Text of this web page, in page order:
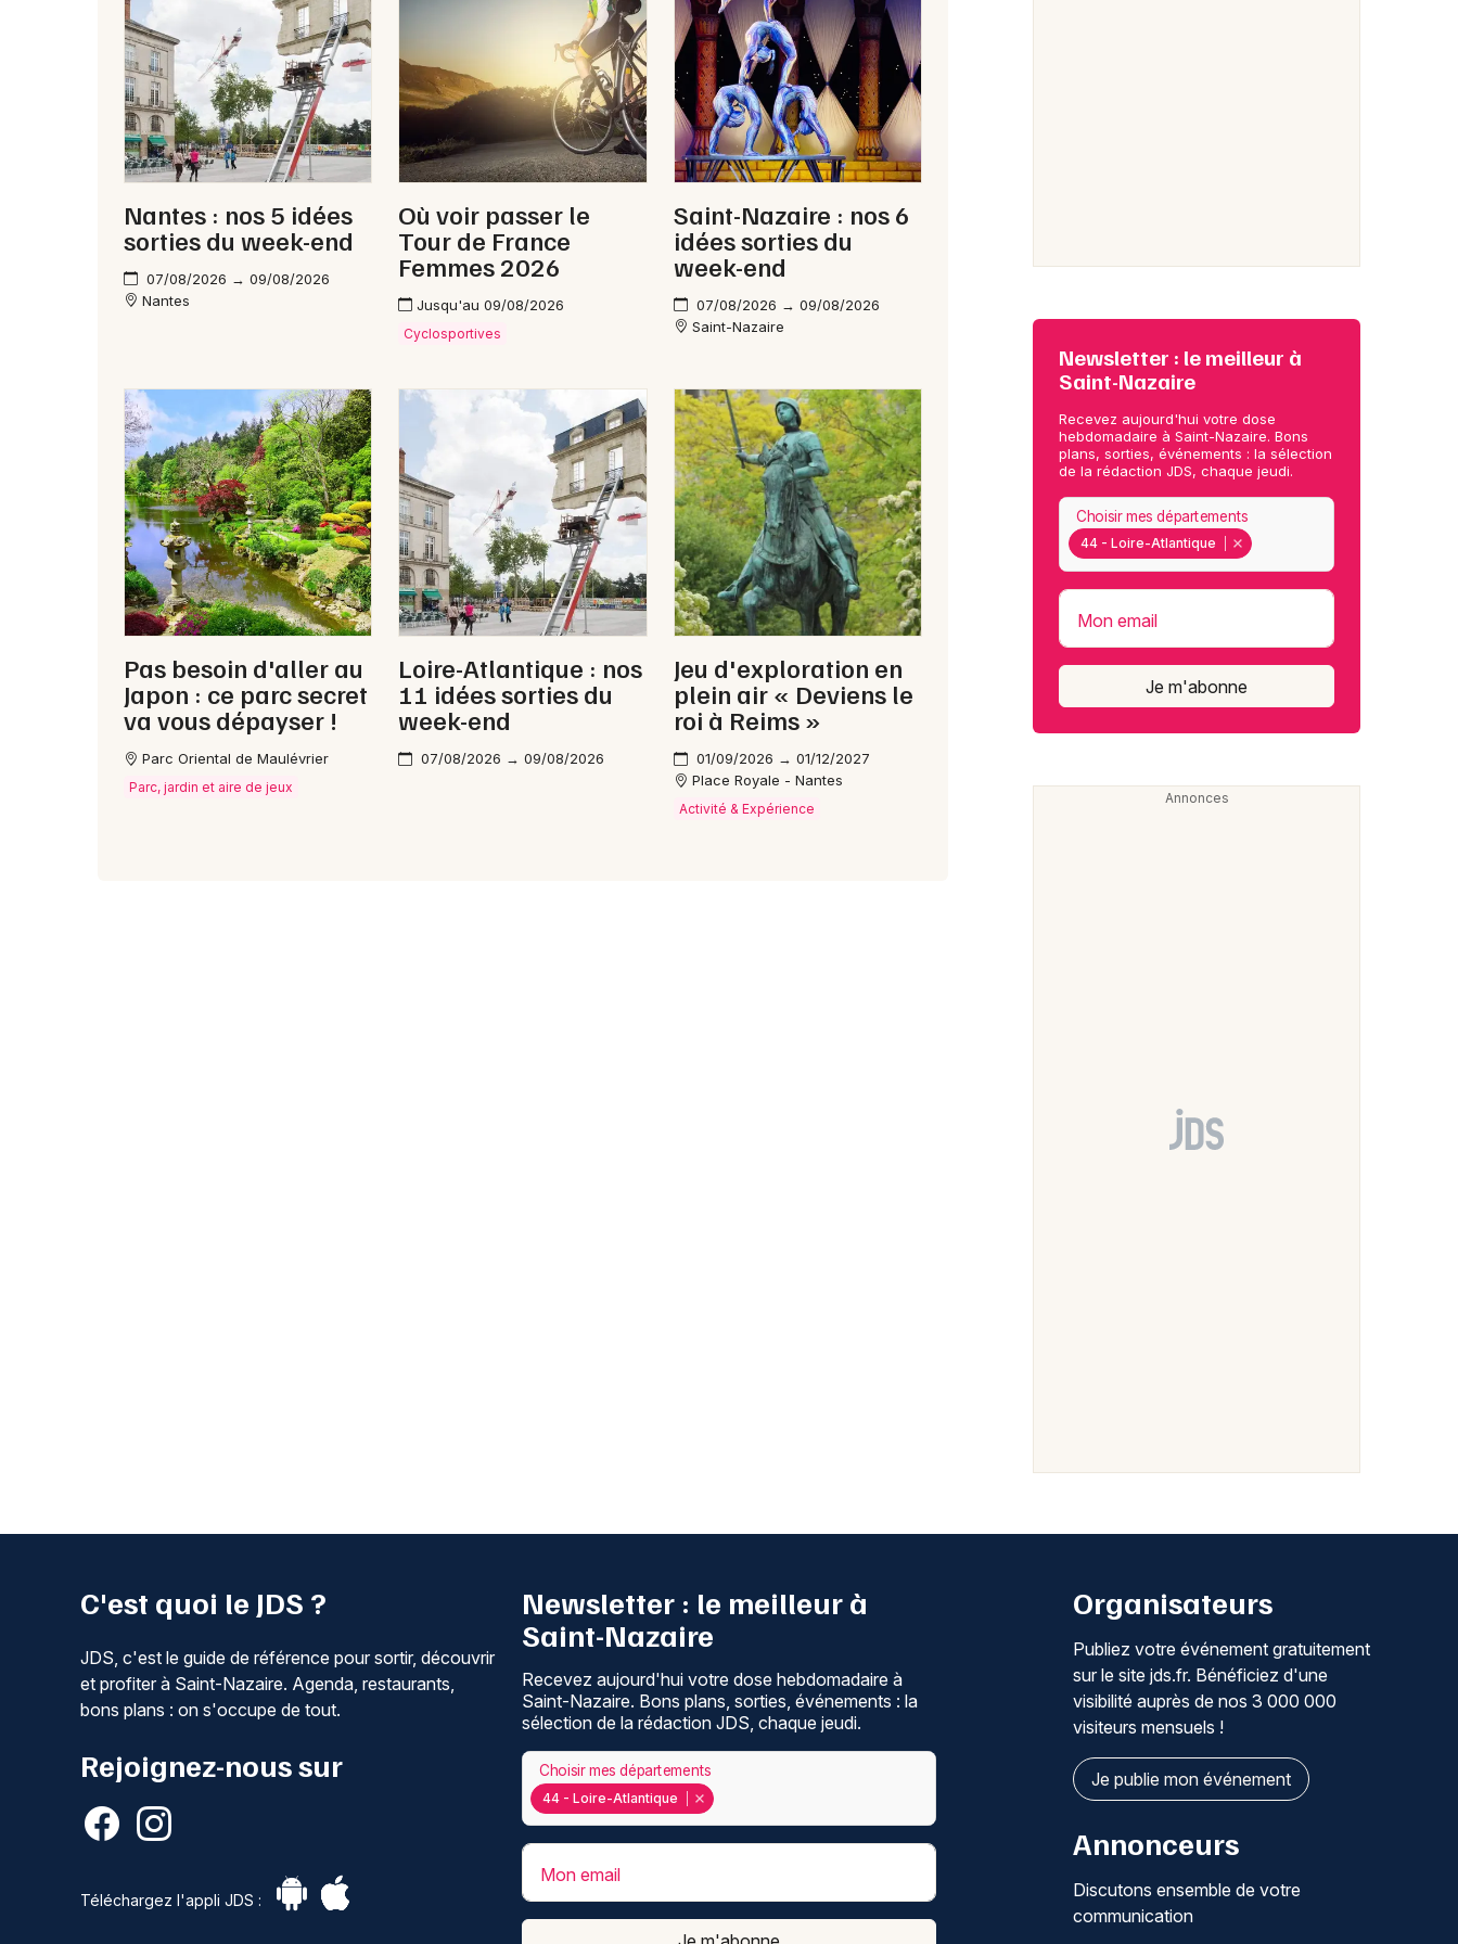
Newsletter des sorties
Artistes en tournée
Actus à Saint-Nazaire
Magazine à Saint-Nazaire
44 - Loire-Atlantique
Choisir mes départements
Mon email
Je m'abonne
Nantes : nos 5 idées
sorties du week-end
07/08/2026 → 09/08/2026
Nantes
Où voir passer le
Tour de France
Femmes 2026
Jusqu'au 09/08/2026
Cyclosportives
Saint-Nazaire : nos 6
idées sorties du
week-end
07/08/2026 → 09/08/2026
Saint-Nazaire
Pas besoin d'aller au
Japon : ce parc secret
va vous dépayser !
Parc Oriental de Maulévrier
Parc, jardin et aire de jeux
Loire-Atlantique : nos
11 idées sorties du
week-end
07/08/2026 → 09/08/2026
Jeu d'exploration en
plein air « Deviens le
roi à Reims »
01/09/2026 → 01/12/2027
Place Royale - Nantes
Activité & Expérience
Newsletter : le meilleur à
Saint-Nazaire
Recevez aujourd'hui votre dose
hebdomadaire à Saint-Nazaire. Bons
plans, sorties, événements : la sélection
de la rédaction JDS, chaque jeudi.
44 - Loire-Atlantique
Choisir mes départements
Mon email
Je m'abonne
C'est quoi le JDS ?
JDS, c'est le guide de référence pour sortir, découvrir
et profiter à Saint-Nazaire. Agenda, restaurants,
bons plans : on s'occupe de tout.
Rejoignez-nous sur
Téléchargez l'appli JDS :
Newsletter : le meilleur à
Saint-Nazaire
Recevez aujourd'hui votre dose hebdomadaire à
Saint-Nazaire. Bons plans, sorties, événements : la
sélection de la rédaction JDS, chaque jeudi.
44 - Loire-Atlantique
Choisir mes départements
Mon email
Organisateurs
Publiez votre événement gratuitement
sur le site jds.fr. Bénéficiez d'une
visibilité auprès de nos 3 000 000
visiteurs mensuels !
Je publie mon événement
Annonceurs
Discutons ensemble de votre
communication